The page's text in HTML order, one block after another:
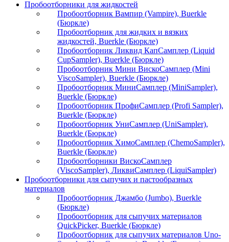
Пробоотборники для жидкостей
Пробоотборник Вампир (Vampire), Buerkle
(Бюркле)
Пробоотборник для жидких и вязких
жидкостей, Buerkle (Бюркле)
Пробоотборник Ликвид КапСамплер (Liquid
CupSampler), Buerkle (Бюркле)
Пробоотборник Мини ВискоСамплер (Mini
ViscoSampler), Buerkle (Бюркле)
Пробоотборник МиниСамплер (MiniSampler),
Buerkle (Бюркле)
Пробоотборник ПрофиСамплер (Profi Sampler),
Buerkle (Бюркле)
Пробоотборник УниСамплер (UniSampler),
Buerkle (Бюркле)
Пробоотборник ХимоСамплер (ChemoSampler),
Buerkle (Бюркле)
Пробоотборники ВискоСамплер
(ViscoSampler), ЛиквиСамплер (LiquiSampler)
Пробоотборники для сыпучих и пастообразных
материалов
Пробоотборник Джамбо (Jumbo), Buerkle
(Бюркле)
Пробоотборник для сыпучих материалов
QuickPicker, Buerkle (Бюркле)
Пробоотборник для сыпучих материалов Uno-